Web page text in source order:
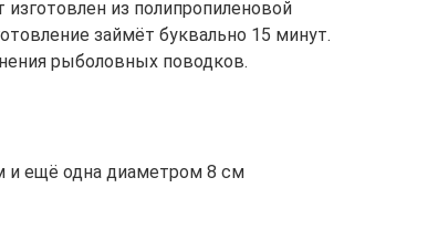
из полипропиленовой
займёт буквально 15 минут.
рыболовных поводков.
и ещё одна диаметром 8 см